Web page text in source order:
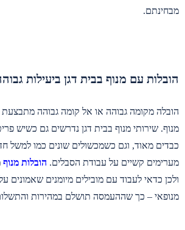
מבחינתם.
הובלות עם מנוף בבית דגן ביעילות
הובלה מקומה גבוהה או אל קומה גבוהה מתבצעת
מנוף. שירותי מנוף בבית דגן נדרשים גם כשיש
כבדים מאוד, וגם כשמכשולים שונים כמו למשל
מערימים קשיים על עבודת הסבלים. הובלות מנוף
ולכן כדאי לעבוד עם מובילים מיומנים שאמונים
מנופאי – כך שההעמסה תושלם במהירות והתשלום